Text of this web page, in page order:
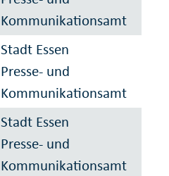
Kommunikationsamt
Stadt Essen
Presse- und
Kommunikationsamt
Stadt Essen
Presse- und
Kommunikationsamt